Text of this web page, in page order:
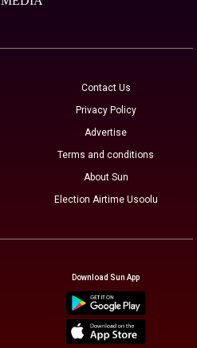
Contact Us
Privacy Policy
Advertise
Terms and conditions
About Sun
Election Airtime Usoolu
Download Sun App